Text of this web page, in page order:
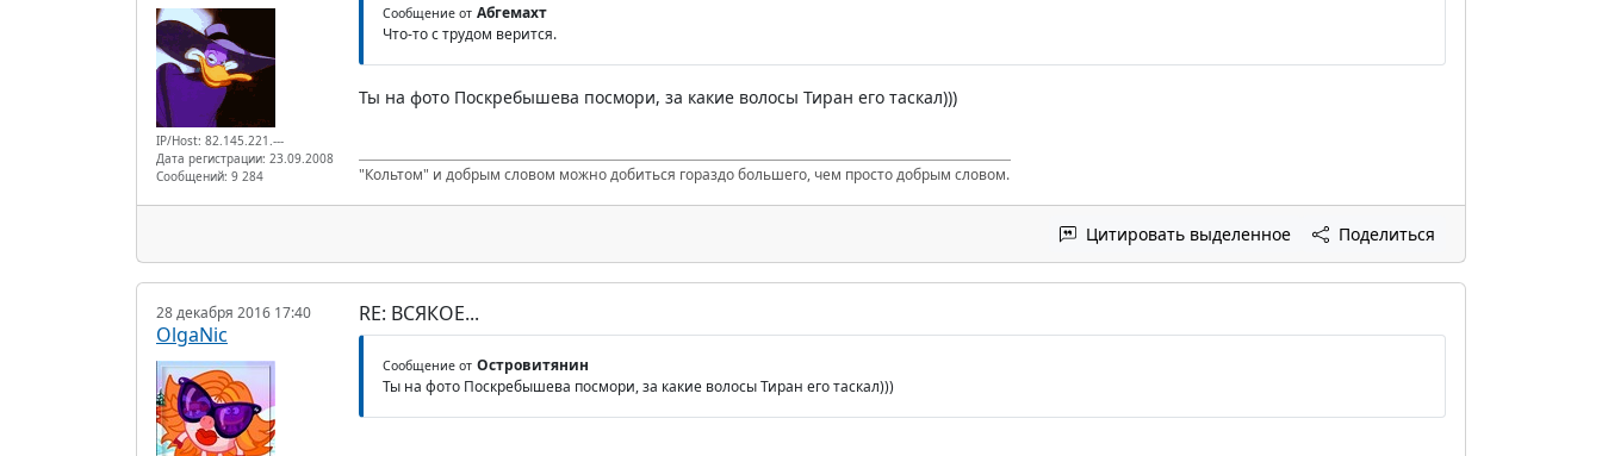
IP/Host: 82.145.221.---
Дата регистрации: 23.09.2008
Сообщений: 9 284
Сообщение от Абгемахт
Что-то с трудом верится.
Ты на фото Поскребышева посмори, за какие волосы Тиран его таскал)))
"Кольтом" и добрым словом можно добиться гораздо большего, чем просто добрым словом.
Цитировать выделенное Поделиться
28 декабря 2016 17:40
OlgaNic
RE: ВСЯКОЕ...
Сообщение от Островитянин
Ты на фото Поскребышева посмори, за какие волосы Тиран его таскал)))